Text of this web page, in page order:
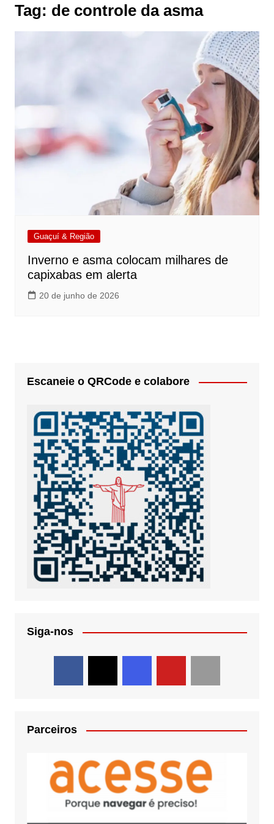
Tag: de controle da asma
Guaçuí & Região
​Inverno e asma colocam milhares de
capixabas em alerta
20 de junho de 2026
Escaneie o QRCode e colabore
Siga-nos
Parceiros